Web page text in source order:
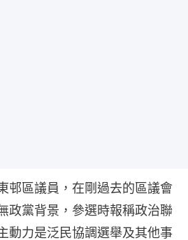
邨區議員，在剛過去的區議會
政黨背景，參選時報稱政治聯
動力是泛民協調選舉及其他事